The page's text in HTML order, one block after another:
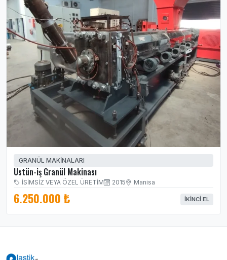
GRANÜL MAKİNALARI
Üstün-iş Granül Makinası
İSİMSİZ VEYA ÖZEL ÜRETİM 2015 Manisa
6.250.000 ₺ İKINCI EL